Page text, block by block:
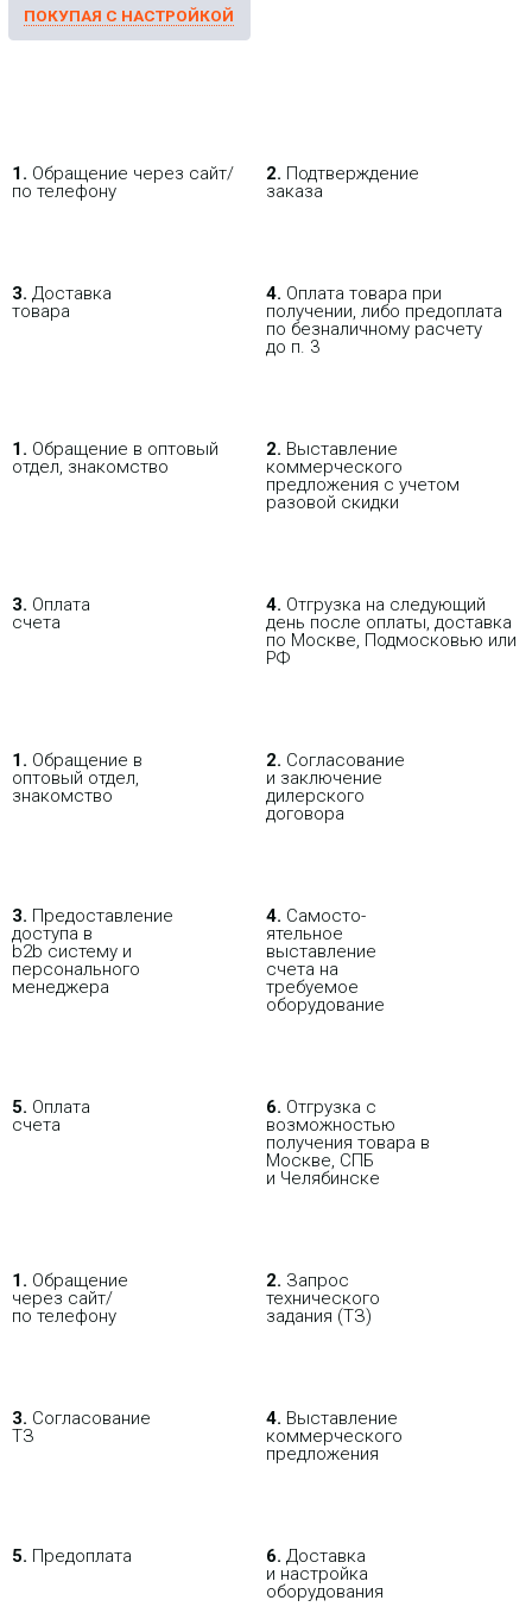
ОПТОВИКАМ
1. Обращение через сайт/
по телефону
2. Подтверждение
заказа
3. Доставка
товара
4. Оплата товара при
получении, либо предоплата
по безналичному расчету
до п. 3
1. Обращение в оптовый
отдел, знакомство
2. Выставление
коммерческого
предложения с учетом
разовой скидки
3. Оплата
счета
4. Отгрузка на следующий
день после оплаты, доставка
по Москве, Подмосковью или
РФ
1. Обращение в
оптовый отдел,
знакомство
2. Согласование
и заключение
дилерского
договора
3. Пре­до­ста­вле­ние
доступа в
b2b систему и
персо­нального
мене­джера
4. Само­сто­-
ятель­ное
выставление
счета на
требуемое
оборудование
5. Оплата
счета
6. Отгрузка с
возможностью
получения товара в
Москве, СПБ
и Челябинске
1. Обращение
через сайт/
по телефону
2. Запрос
технического
задания (ТЗ)
3. Согласование
ТЗ
4. Выставление
коммерческого
предложения
5. Предоплата 6. Доставка
и настройка
оборудования